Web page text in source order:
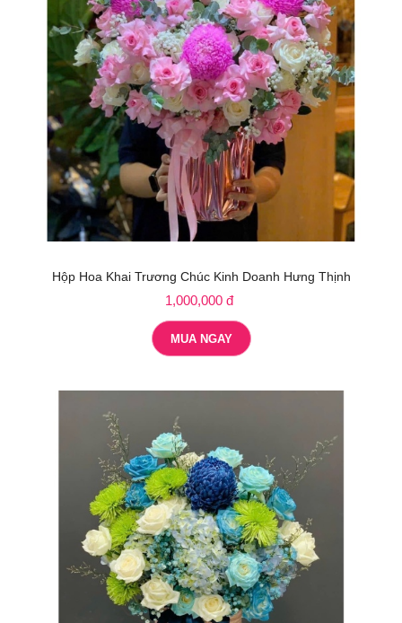
Hộp Hoa Khai Trương Chúc Kinh Doanh Hưng Thịnh
1,000,000 đ
MUA NGAY